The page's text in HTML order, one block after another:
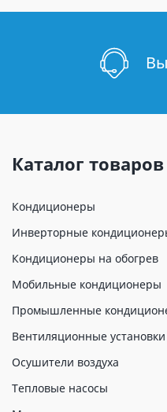
Каталог товаров
Кондиционеры
Инверторные
Кондиционеры на обогрев
Мобильные кондиционеры
Промышленные
Вентиляционные установки
Осушители воздуха
Тепловые насосы